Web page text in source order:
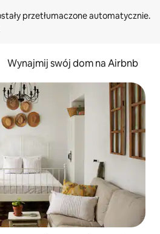
Wynajmij swój dom na Airbnb